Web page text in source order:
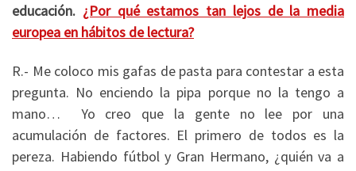
educación. ¿Por qué estamos tan lejos de la media
europea en hábitos de lectura?
R.- Me coloco mis gafas de pasta para contestar a esta
pregunta. No enciendo la pipa porque no la tengo a
mano… Yo creo que la gente no lee por una
acumulación de factores. El primero de todos es la
pereza. Habiendo fútbol y Gran Hermano, ¿quién va a